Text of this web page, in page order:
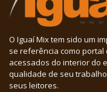
O Iguaí Mix tem sido um
se referência como portal
acessados do interior do
qualidade de seu
seus leitores.